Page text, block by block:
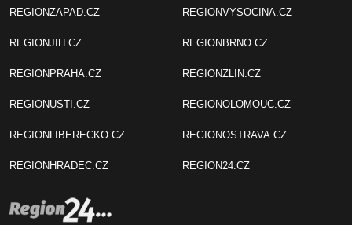
REGIONZAPAD.CZ
REGIONJIH.CZ
REGIONPRAHA.CZ
REGIONUSTI.CZ
REGIONLIBERECKO.CZ
REGIONHRADEC.CZ
REGIONVYSOCINA.CZ
REGIONBRNO.CZ
REGIONZLIN.CZ
REGIONOLOMOUC.CZ
REGIONOSTRAVA.CZ
REGION24.CZ